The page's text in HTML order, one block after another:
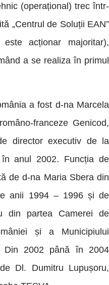
(operațional) trec într-
„Centrul de Soluții EAN”
acționar majoritar),
a se realiza în primul
a fost d-na Marcela
franceze Genicod,
director executiv de la
în anul 2002. Funcția de
de d-na Maria Sbera din
anii 1994 – 1996 și de
din partea Camerei de
și a Municipiului
Din 2002 până în 2004
Dl. Dumitru Lupușoru,